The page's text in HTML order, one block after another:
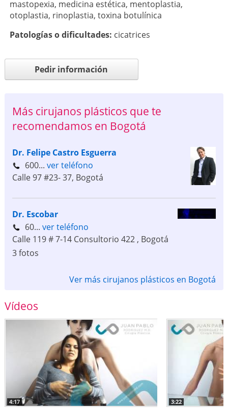
mastopexia, medicina estética, mentoplastia,
otoplastia, rinoplastia, toxina botulínica
Patologí­as o dificultades: cicatrices
Pedir información
Más cirujanos plásticos que te
recomendamos en Bogotá
Dr. Felipe Castro Esguerra
600... ver teléfono
Calle 97 #23- 37, Bogotá
Dr. Escobar
60... ver teléfono
Calle 119 # 7-14 Consultorio 422 , Bogotá
3 fotos
Ver más cirujanos plásticos en Bogotá
Vídeos
4:17 3:22